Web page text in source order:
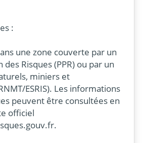
:
une zone couverte par un
Risques (PPR) ou par un
miniers et
ESRIS). Les informations
peuvent être consultées en
officiel